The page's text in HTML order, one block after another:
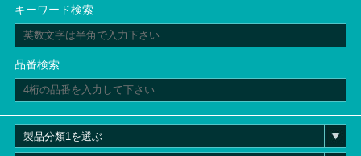
キーワード検索
品番検索